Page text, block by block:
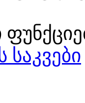
საკვები